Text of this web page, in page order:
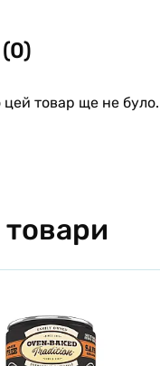
цей товар ще не було.